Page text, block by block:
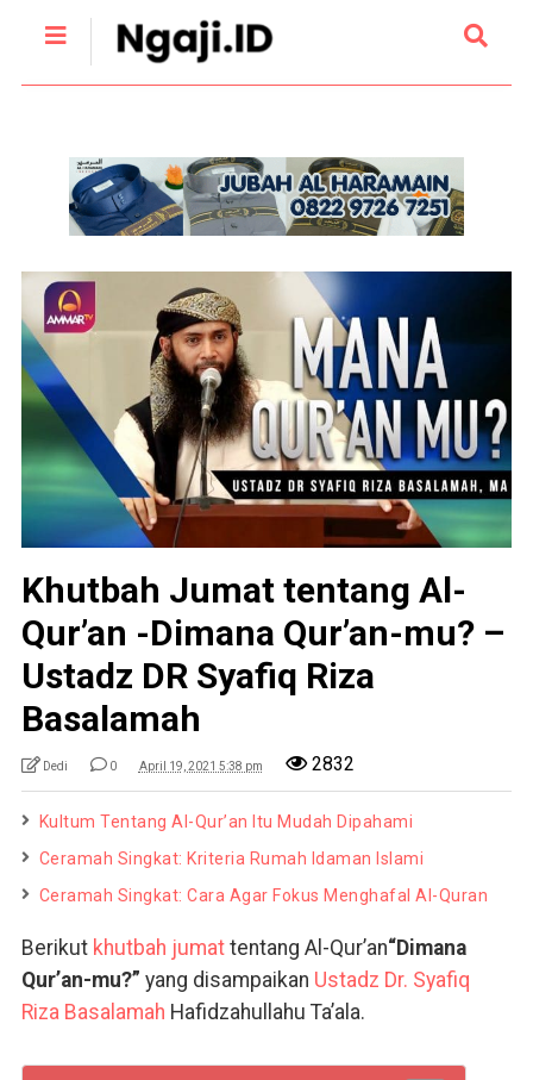
Khutbah Jumat tentang Al-
Qur’an -Dimana Qur’an-mu? –
Ustadz DR Syafiq Riza
Basalamah
Dedi 0 April 19, 2021 5:38 pm 2832
Kultum Tentang Al-Qur’an Itu Mudah Dipahami
Ceramah Singkat: Kriteria Rumah Idaman Islami
Ceramah Singkat: Cara Agar Fokus Menghafal Al-Quran
Berikut khutbah jumattentang Al-Qur’an“Dimana
Qur’an-mu?” yang disampaikan Ustadz Dr. Syafiq
Riza Basalamah Hafidzahullahu Ta’ala.